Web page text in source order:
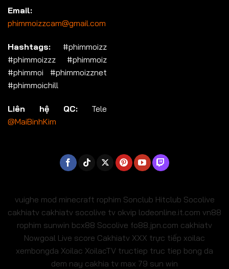
Email:
phimmoizzcam@gmail.com
Hashtags: #phimmoizz
#phimmoizzz #phimmoiz
#phimmoi #phimmoizznet
#phimmoichill
Liên hệ QC: Tele
@MaiBinhKim
vuighe mod minecraft rophim Sonclub Hitclub Socolive
cakhiatv cakhiatv socolive tv okvip lodeonline.it.com vn88
rophim sunwin bcx88 Socolive fo88.jpn.com cakhiatv
Nowgoal Live score Cakhiatv XXX trực tiếp xoilac
xembongda Xoilac XoilacTV tructiep truc tiep bong da
dem nay cakhia tv max 79 sun win